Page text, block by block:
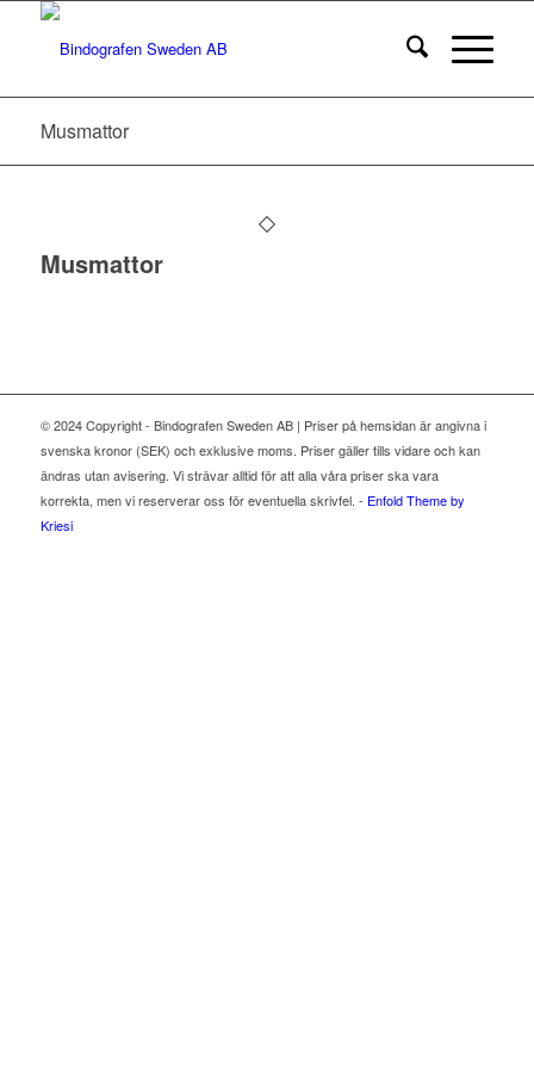
Musmattor
Musmattor
© 2024 Copyright - Bindografen Sweden AB | Priser på hemsidan är angivna i
svenska kronor (SEK) och exklusive moms. Priser gäller tills vidare och kan
ändras utan avisering. Vi strävar alltid för att alla våra priser ska vara
korrekta, men vi reserverar oss för eventuella skrivfel. - Enfold Theme by
Kriesi